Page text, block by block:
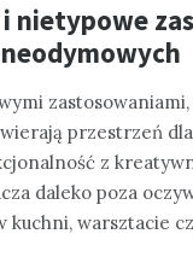
nietypowe
zastosowaniami,
przestrzeń dla
z
daleko poza
kuchni, warsztacie